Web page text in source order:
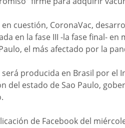
en cuestión, CoronaVac,
en la fase III -la fase final-
el más afectado por la
será producida en Brasil por
del estado de Sao Paulo,
de Facebook del